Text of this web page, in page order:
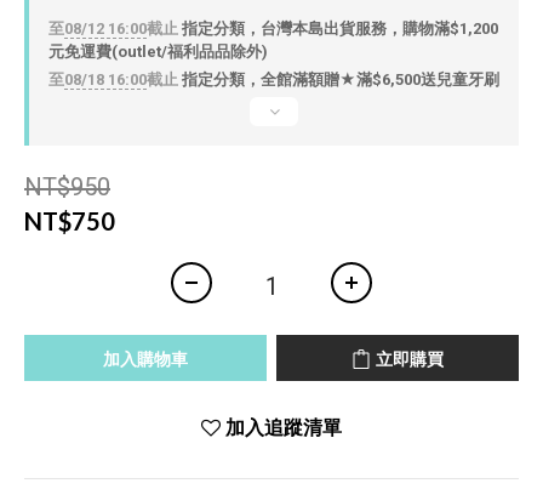
至08/12 16:00截止 指定分類，台灣本島出貨服務，購物滿$1,200
元免運費(outlet/福利品品除外)
至08/18 16:00截止 指定分類，全館滿額贈★滿$6,500送兒童牙刷
NT$950
NT$750
加入購物車 立即購買
加入追蹤清單